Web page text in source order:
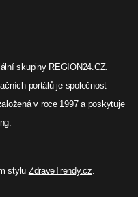
skupiny REGION24.CZ.
portálů je společnost
v roce 1997 a poskytuje
stylu ZdraveTrendy.cz.